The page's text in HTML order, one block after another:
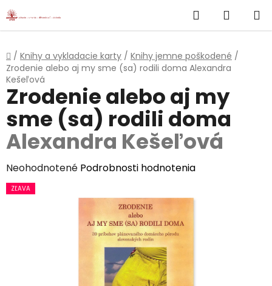
Prejsť
na
Hľadať
KOŠÍK
Domov
/ Knihy a vykladacie karty / Knihy jemne poškodené /
Zrodenie alebo aj my sme (sa) rodili doma Alexandra
Kešeľová
Zrodenie alebo aj my
sme (sa) rodili doma
Alexandra Kešeľová
Priemerné
hodnotenie
Neohodnotené Podrobnosti hodnotenia
ZĽAVA